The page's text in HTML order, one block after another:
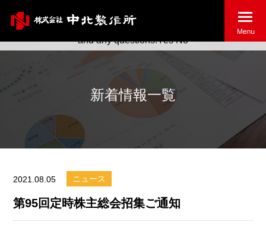
新着情報一覧
2021.08.05 ニュース
第95回定時株主総会招集ご通知
May we use cookies to track your activities? We take your
privacy very seriously. Please see our privacy policy for details
and any questions.Yes No